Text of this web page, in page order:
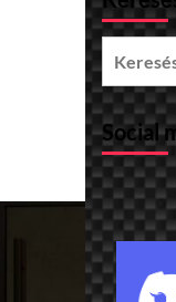
Keresés:
Social